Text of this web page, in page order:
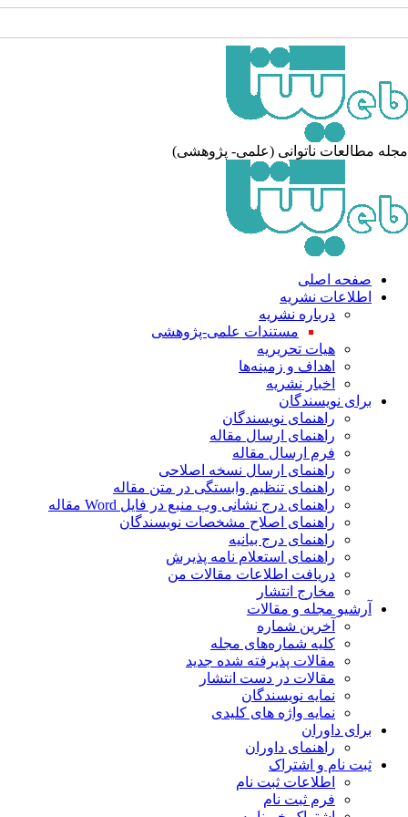
مطالعات ناتوانی (علمی- پژوهشی)
صفحه اصلی
اطلاعات نشریه
درباره نشریه
مستندات علمی-پژوهشی
هیات تحریریه
اهداف و زمینه‌ها
اخبار نشریه
برای نویسندگان
راهنمای نویسندگان
راهنمای ارسال مقاله
فرم ارسال مقاله
راهنمای ارسال نسخه اصلاحی
راهنمای تنظیم وابستگی در متن مقاله
راهنمای درج نشانی وب منبع در فایل Word مقاله
راهنمای اصلاح مشخصات نویسندگان
راهنمای درج بیانیه
راهنمای استعلام نامه پذیرش
دریافت اطلاعات مقالات من
مخارج انتشار
آرشیو مجله و مقالات
آخرین شماره
کلیه شماره‌های مجله
مقالات پذیرفته شده جدید
مقالات در دست انتشار
نمایه نویسندگان
نمایه واژه های کلیدی
برای داوران
راهنمای داوران
ثبت نام و اشتراک
اطلاعات ثبت نام
فرم ثبت نام